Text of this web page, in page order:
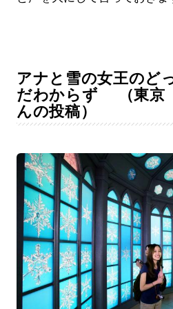
アナと雪の女王のど
だわからず （東京
んの投稿）